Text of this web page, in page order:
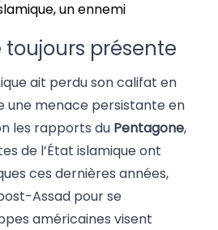
présente
ait perdu son califat en
une menace persistante en
les rapports du Pentagone,
de l’État islamique ont
ces dernières années,
Assad pour se
américaines visent